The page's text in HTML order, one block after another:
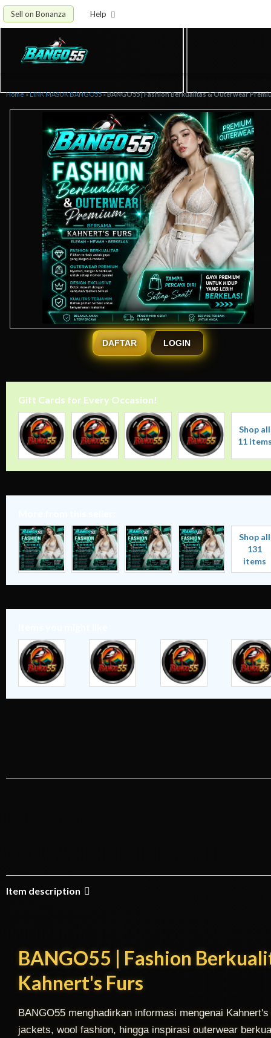
Sell on Bonanza Help
Home»LINK MASUK BANGO55»BANGO55 | Fashion Berkualitas & Outerwear
DAFTAR LOGIN
Gift Cards for Every Occasion!
Shop all
11
Shop all
131
items
Item description
BANGO55 | Fashion
Kahnert's Furs
BANGO55 menghadirkan informasi mengenai
jackets, wool fashion, hingga inspirasi outerwear
✈️
✈️